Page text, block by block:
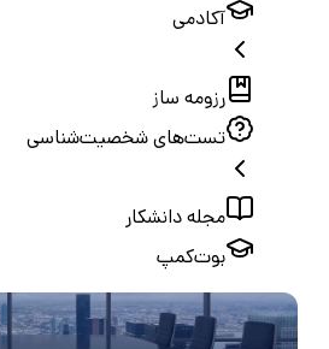
آکادمی
رزومه ساز
تست‌های شخصیت‌شناسی
مجله دانشکار
بوت‌کمپ